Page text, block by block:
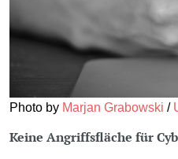
Photo by Marjan Grabowski /
Keine Angriffsfläche für